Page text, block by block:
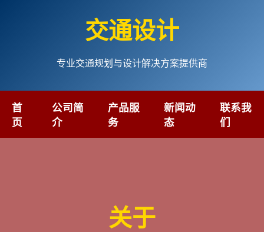
交通设计
专业交通规划与设计解决方案提供商
首
页
公司简
介
产品服
务
新闻动
态
联系我
们
关于